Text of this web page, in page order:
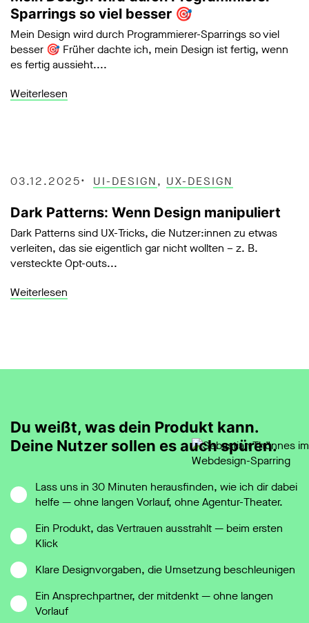
Sparrings so viel besser 🎯
Mein Design wird durch Programmierer-Sparrings so viel
besser 🎯 Früher dachte ich, mein Design ist fertig, wenn
es fertig aussieht....
Weiterlesen
03.12.2025 UI-DESIGN, UX-DESIGN
Dark Patterns: Wenn Design manipuliert
Dark Patterns sind UX-Tricks, die Nutzer:innen zu etwas
verleiten, das sie eigentlich gar nicht wollten – z. B.
versteckte Opt-outs...
Weiterlesen
Du weißt, was dein Produkt kann.
Deine Nutzer sollen es auch spüren.
Lass uns in 30 Minuten herausfinden, wie ich dir dabei
helfe — ohne langen Vorlauf, ohne Agentur-Theater.
Ein Produkt, das Vertrauen ausstrahlt — beim ersten
Klick
Klare Designvorgaben, die Umsetzung beschleunigen
Ein Ansprechpartner, der mitdenkt — ohne langen
Vorlauf